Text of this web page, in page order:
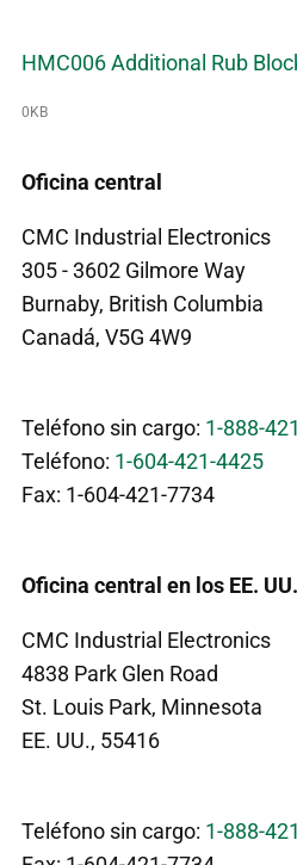
HMC006 Additional Rub
0KB
Oficina central
CMC Industrial Electronics
305 - 3602 Gilmore Way
Burnaby, British Columbia
Canadá, V5G 4W9
Teléfono sin cargo: 1-888-
Teléfono: 1-604-421-4425
Fax: 1-604-421-7734
Oficina central en los EE. UU.
CMC Industrial Electronics
4838 Park Glen Road
St. Louis Park, Minnesota
EE. UU., 55416
Teléfono sin cargo: 1-888-